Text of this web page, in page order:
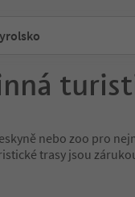
nebo zoo pro
trasy jsou